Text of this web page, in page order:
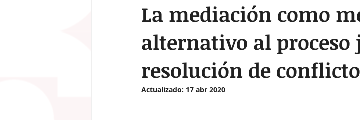
La mediación como
alternativo al
resolución de
Actualizado: 17 abr 2020